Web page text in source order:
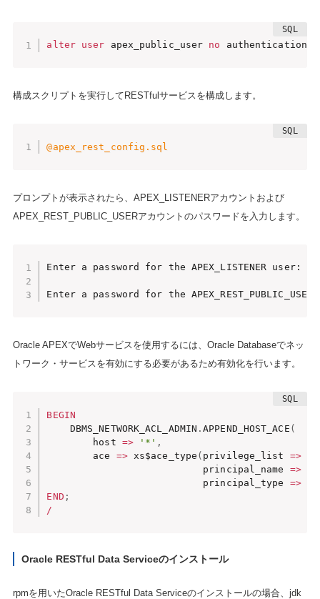
alter user apex_public_user no authentication
構成スクリプトを実行してRESTfulサービスを構成します。
@apex_rest_config.sql
プロンプトが表示されたら、APEX_LISTENERアカウントおよび
APEX_REST_PUBLIC_USERアカウントのパスワードを入力します。
Enter a password for the APEX_LISTENER user:
Enter a password for the
Oracle APEXでWebサービスを使用するには、Oracle Databaseでネッ
トワーク・サービスを有効にする必要があるため有効化を行います。
BEGIN
    DBMS_NETWORK_ACL_ADMIN
.APPEND_HOST_ACE (
        host
=> '*' ,
        ace
=> xs$ace_type ( privilege_list =>
                           principal_name
=>
                           principal_type
=>
END ;
/
Oracle RESTful Data Serviceのインストール
rpmを用いたOracle RESTful Data Serviceのインストールの場合、jdk